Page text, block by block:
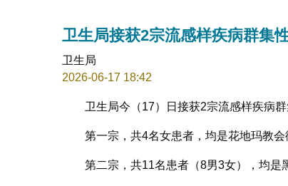
卫生局接获2宗流感样疾病群集
卫生局
2026-06-17 18:42
卫生局今（17）日接获2宗流感样疾病
第一宗，共4名女患者，均是花地玛教
第二宗，共11名患者（8男3女），均是